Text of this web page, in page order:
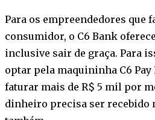
Para os empreendedores que
consumidor, o C6 Bank
inclusive sair de graça. Para
optar pela maquininha C6 Pay
faturar mais de R$ 5 mil por
dinheiro precisa ser recebido